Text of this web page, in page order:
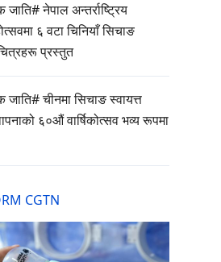
नेपाल अन्तर्राष्ट्रिय
६ वटा चिनियाँ सिचाङ
प्रस्तुत
चीनमा सिचाङ स्वायत्त
६०औं वार्षिकोत्सव भव्य रूपमा
CGTN